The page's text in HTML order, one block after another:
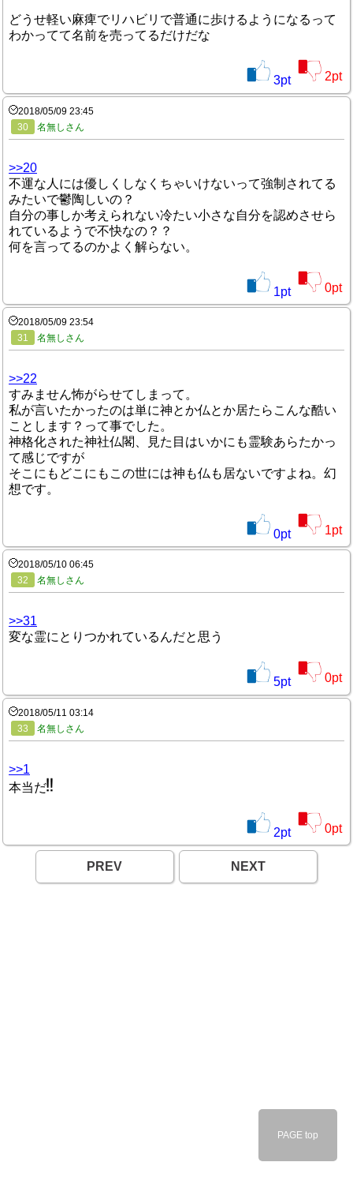
どうせ軽い麻痺でリハビリで普通に歩けるようになるって
わかってて名前を売ってるだけだな
3pt 2pt
2018/05/09 23:45
30
名無しさん
>>20
不運な人には優しくしなくちゃいけないって強制されてる
みたいで鬱陶しいの？
自分の事しか考えられない冷たい小さな自分を認めさせら
れているようで不快なの？？
何を言ってるのかよく解らない。
1pt 0pt
2018/05/09 23:54
31
名無しさん
>>22
すみません怖がらせてしまって。
私が言いたかったのは単に神とか仏とか居たらこんな酷い
ことします？って事でした。
神格化された神社仏閣、見た目はいかにも霊験あらたかっ
て感じですが
そこにもどこにもこの世には神も仏も居ないですよね。幻
想です。
0pt 1pt
2018/05/10 06:45
32
名無しさん
>>31
変な霊にとりつかれているんだと思う
5pt 0pt
2018/05/11 03:14
33
名無しさん
>>1
本当だ
2pt 0pt
PREV NEXT
PAGE top